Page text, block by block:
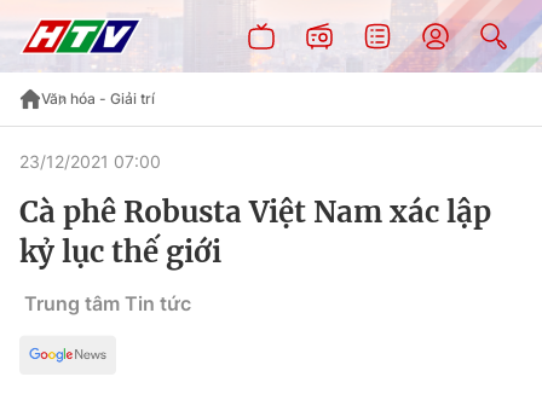
Văn hóa - Giải trí
23/12/2021 07:00
Cà phê Robusta Việt Nam xác lập
kỷ lục thế giới
Trung tâm Tin tức